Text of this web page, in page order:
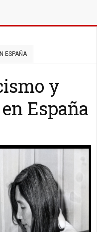
ESPAÑA
y
España